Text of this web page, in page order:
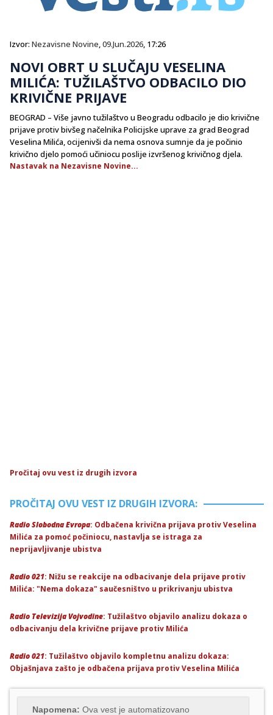
Izvor: Nezavisne Novine,09.Jun.2026, 17:26
NOVI OBRT U SLUČAJU VESELINA
MILIĆA: TUŽILAŠTVO ODBACILO DIO
KRIVIČNE PRIJAVE
BEOGRAD – Više javno tužilaštvo u Beogradu odbacilo je dio krivične
prijave protiv bivšeg načelnika Policijske uprave za grad Beograd
Veselina Milića, ocijenivši da nema osnova sumnje da je počinio
krivično djelo pomoći učiniocu poslije izvršenog krivičnog djela.
Nastavak na Nezavisne Novine...
Pročitaj ovu vest iz drugih izvora
PROČITAJ OVU VEST IZ DRUGIH IZVORA:
Radio Slobodna Evropa: Odbačena krivična prijava protiv Veselina
Milića za pomoć počiniocu, nastavlja se istraga za
neprijavljivanje ubistva
Radio 021: Nižu se reakcije na odbacivanje dela prijave protiv
Milića: "Nema dokaza" saučesništvo u prikrivanju ubistva
Radio Televizija Vojvodine: Tužilaštvo objavilo analizu dokaza o
odbacivanju dela krivične prijave protiv Milića
Radio 021: Tužilaštvo objavilo kompletnu analizu dokaza:
Objašnjava zašto je odbačena prijava protiv Veselina Milića
Napomena: Ova vest je automatizovano